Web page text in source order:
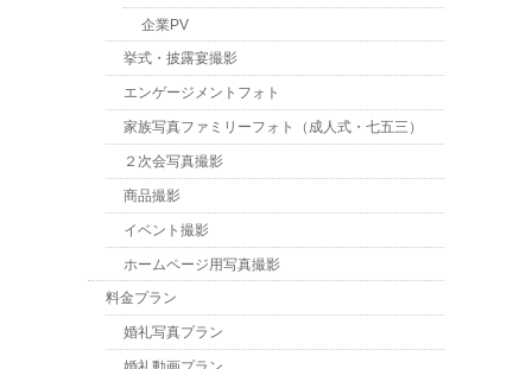
企業PV
挙式・披露宴撮影
エンゲージメントフォト
家族写真ファミリーフォト（成人式・七五三）
２次会写真撮影
商品撮影
イベント撮影
ホームページ用写真撮影
料金プラン
婚礼写真プラン